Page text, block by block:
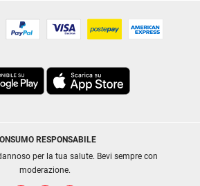
RESPONSABILE
per la tua salute. Bevi sempre con
moderazione.